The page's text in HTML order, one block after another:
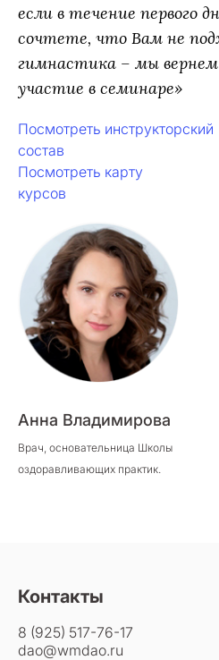
если в течение первого
сочтете, что Вам не
гимнастика – мы
участие в семинаре»
Посмотреть инструкторский
состав
Посмотреть карту
курсов
Анна Владимирова
Врач, основательница Школы
оздоравливающих практик.
Контакты
8 (925) 517-76-17
dao@wmdao.ru